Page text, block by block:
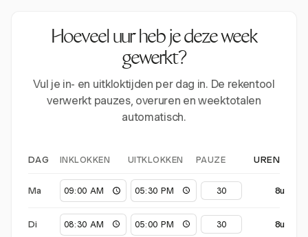
Hoeveel uur heb je deze week
gewerkt?
Vul je in- en uitkloktijden per dag in. De rekentool
verwerkt pauzes, overuren en weektotalen
automatisch.
DAG INKLOKKEN UITKLOKKEN PAUZE UREN
Ma 8u
Di 8u